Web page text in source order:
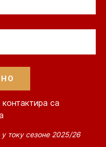
са
току сезоне 2025/26